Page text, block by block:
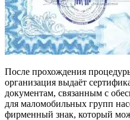
После прохождения
организация выдаёт
документам, связанным с
для маломобильных групп
фирменный знак, который